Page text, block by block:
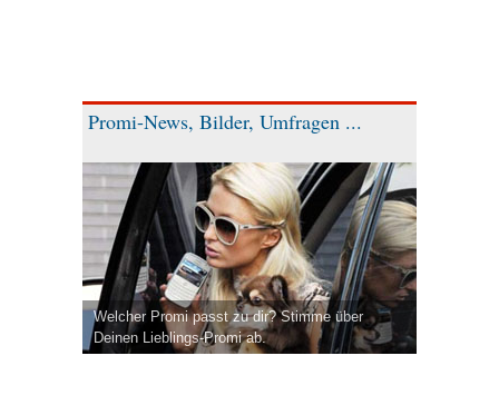
Promi-News, Bilder, Umfragen ...
Welcher Promi passt zu dir? Stimme über
Deinen Lieblings-Promi ab.